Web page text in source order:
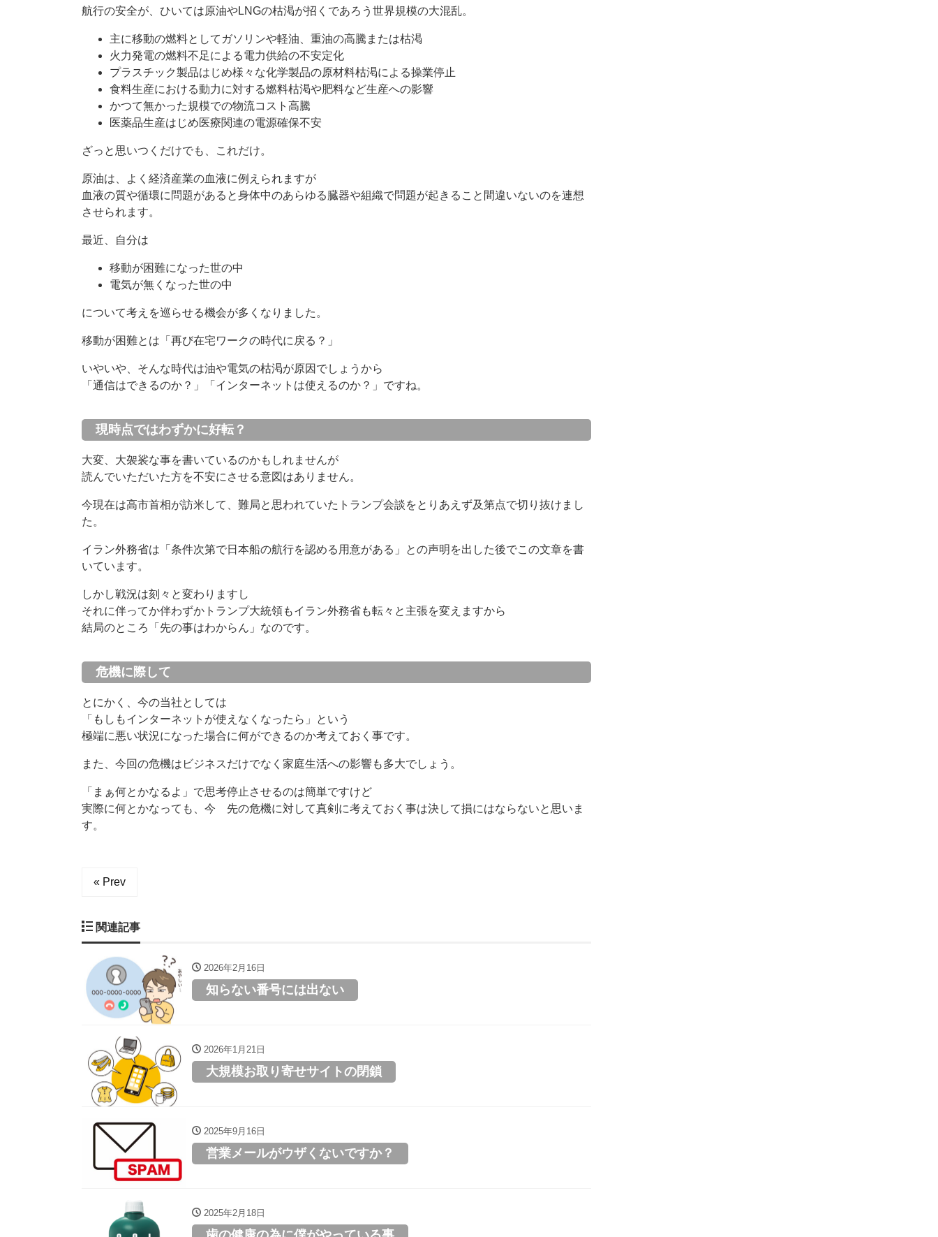
航行の安全が、ひいては原油やLNGの枯渇が招くであろう世界規模の大混乱。
主に移動の燃料としてガソリンや軽油、重油の高騰または枯渇
火力発電の燃料不足による電力供給の不安定化
プラスチック製品はじめ様々な化学製品の原材料枯渇による操業停止
食料生産における動力に対する燃料枯渇や肥料など生産への影響
かつて無かった規模での物流コスト高騰
医薬品生産はじめ医療関連の電源確保不安
ざっと思いつくだけでも、これだけ。
原油は、よく経済産業の血液に例えられますが
血液の質や循環に問題があると身体中のあらゆる臓器や組織で問題が起きること間違いないのを連想
させられます。
最近、自分は
移動が困難になった世の中
電気が無くなった世の中
について考えを巡らせる機会が多くなりました。
移動が困難とは「再び在宅ワークの時代に戻る？」
いやいや、そんな時代は油や電気の枯渇が原因でしょうから
「通信はできるのか？」「インターネットは使えるのか？」ですね。
現時点ではわずかに好転？
大変、大袈裟な事を書いているのかもしれませんが
読んでいただいた方を不安にさせる意図はありません。
今現在は高市首相が訪米して、難局と思われていたトランプ会談をとりあえず及第点で切り抜けまし
た。
イラン外務省は「条件次第で日本船の航行を認める用意がある」との声明を出した後でこの文章を書
いています。
しかし戦況は刻々と変わりますし
それに伴ってか伴わずかトランプ大統領もイラン外務省も転々と主張を変えますから
結局のところ「先の事はわからん」なのです。
危機に際して
とにかく、今の当社としては
「もしもインターネットが使えなくなったら」という
極端に悪い状況になった場合に何ができるのか考えておく事です。
また、今回の危機はビジネスだけでなく家庭生活への影響も多大でしょう。
「まぁ何とかなるよ」で思考停止させるのは簡単ですけど
実際に何とかなっても、今 先の危機に対して真剣に考えておく事は決して損にはならないと思いま
す。
« Prev
関連記事
2026年2月16日
知らない番号には出ない
2026年1月21日
大規模お取り寄せサイトの閉鎖
2025年9月16日
営業メールがウザくないですか？
2025年2月18日